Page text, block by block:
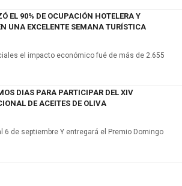
EL 90% DE OCUPACIÓN HOTELERA Y
UNA EXCELENTE SEMANA TURÍSTICA
el impacto económico fué de más de 2.655
DIAS PARA PARTICIPAR DEL XIV
DE ACEITES DE OLIVA
6 de septiembre Y entregará el Premio Domingo